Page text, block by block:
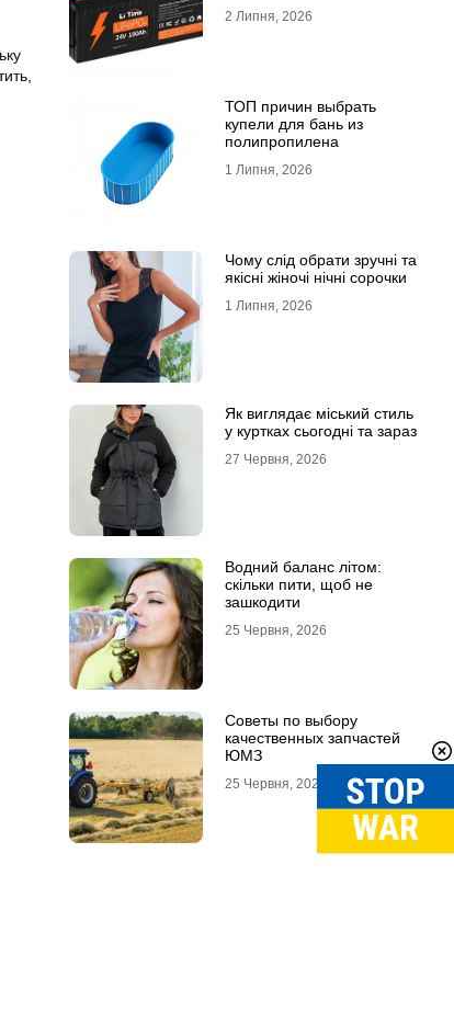
2 Липня, 2026
ТОП причин выбрать
купели для бань из
полипропилена
1 Липня, 2026
Чому слід обрати зручні та
якісні жіночі нічні сорочки
1 Липня, 2026
Як виглядає міський стиль
у куртках сьогодні та зараз
27 Червня, 2026
Водний баланс літом:
скільки пити, щоб не
зашкодити
25 Червня, 2026
Советы по выбору
качественных запчастей
ЮМЗ
25 Червня, 2026